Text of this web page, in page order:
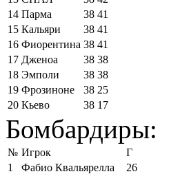
14 Парма 38 41
15 Кальяри 38 41
16 Фиорентина 38 41
17 Дженоа 38 38
18 Эмполи 38 38
19 Фрозиноне 38 25
20 Кьево 38 17
Бомбардиры:
№ Игрок
Г
1
Фабио Квальярелла
26